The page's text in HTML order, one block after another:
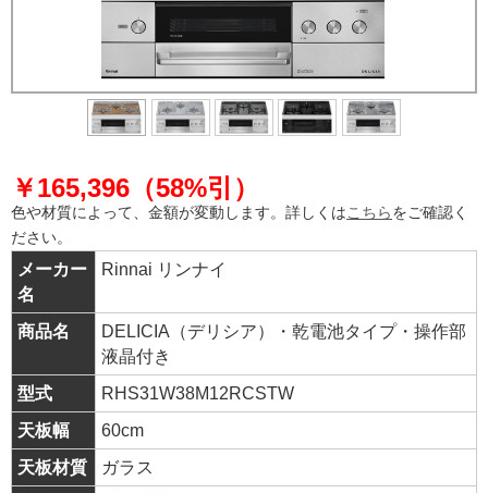
￥165,396（58%引）
色や材質によって、金額が変動します。詳しくはこちら をご確認く
ださい。
メーカー
名
Rinnai リンナイ
商品名
DELICIA（デリシア）・乾電池タイプ・操作部
液晶付き
型式
RHS31W38M12RCSTW
天板幅
60cm
天板材質
ガラス